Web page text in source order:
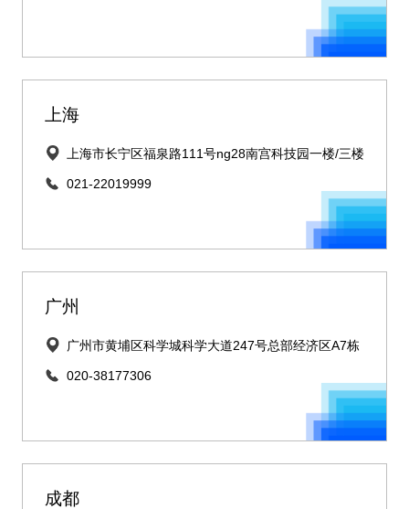
上海
上海市长宁区福泉路111号ng28南宫科技园一楼/三楼
021-22019999
广州
广州市黄埔区科学城科学大道247号总部经济区A7栋
020-38177306
成都